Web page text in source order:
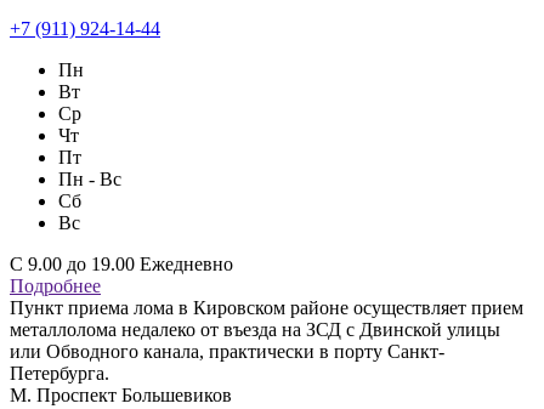
+7 (911) 924-14-44
Пн
Вт
Ср
Чт
Пт
Пн - Вс
Сб
Вс
С 9.00 до 19.00 Ежедневно
Подробнее
Пункт приема лома в Кировском районе осуществляет прием
металлолома недалеко от въезда на ЗСД с Двинской улицы
или Обводного канала, практически в порту Санкт-
Петербурга.
М. Проспект Большевиков